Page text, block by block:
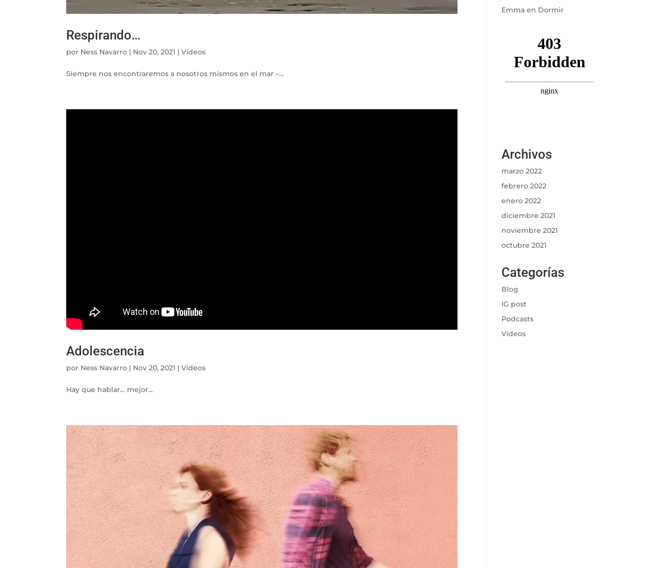
Respirando…
por Ness Navarro | Nov 20, 2021 |Vídeos
Siempre nos encontraremos a nosotros mismos en el mar –...
Adolescencia
por Ness Navarro | Nov 20, 2021 |Vídeos
Hay que hablar… mejor...
Emma en Dormir
Archivos
marzo 2022
febrero 2022
enero 2022
diciembre 2021
noviembre 2021
octubre 2021
Categorías
Blog
IG post
Podcasts
Vídeos